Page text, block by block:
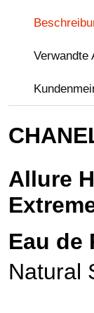
Verwandte
Allure
Eau de
Natural